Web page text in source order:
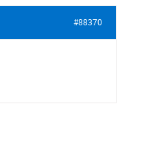
#88370